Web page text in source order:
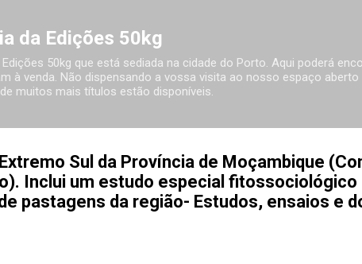
da Edições 50kg
50kg que está sediada na cidade do Porto. Aqui poderá
à venda. Não dispensando a vossa visita ao nosso espaço aberto
muitos mais títulos estão disponíveis.
Sul da Província de Moçambique
Inclui um estudo especial fitossociológico
pastagens da região- Estudos, ensaios e